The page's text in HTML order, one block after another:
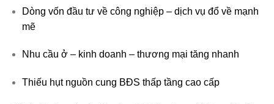
Dòng vốn đầu tư về công nghiệp – dịch vụ đổ về mạnh
mẽ
Nhu cầu ở – kinh doanh – thương mại tăng nhanh
Thiếu hụt nguồn cung BĐS thấp tầng cao cấp